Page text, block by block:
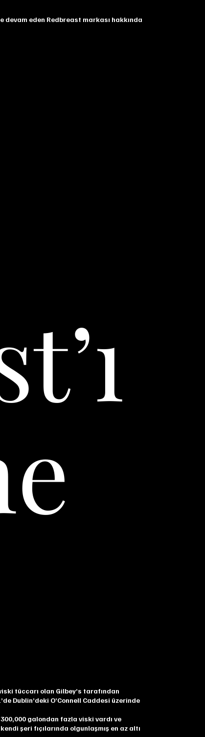
eden Redbreast markası hakkında
tüccarı olan Gilbey’s tarafından
Dublin’deki O’Connell Caddesi üzerinde
galondan fazla viski vardı ve
şeri fıçılarında olgunlaşmış en az altı